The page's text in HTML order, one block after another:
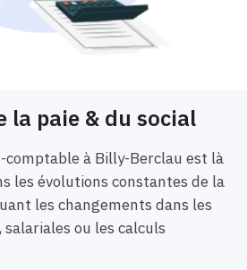
la paie & du social
comptable à Billy-Berclau est là
les évolutions constantes de la
les changements dans les
ou les calculs